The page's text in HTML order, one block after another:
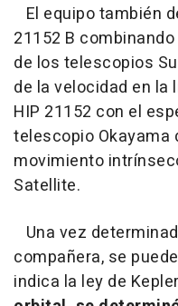
El equipo también
21152 B
de los telescopios
de la velocidad en la
HIP 21152 con el
telescopio Okayama
movimiento
Satellite.
Una vez
compañera, se
indica la ley de